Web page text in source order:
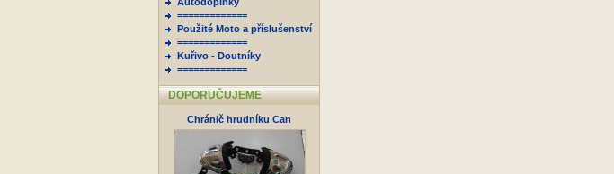
=============
Použité Moto a příslušenství
=============
Kuřivo - Doutníky
=============
DOPORUČUJEME
Chránič hrudníku Can